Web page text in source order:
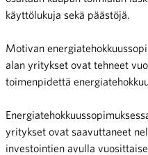
käyttölukuja sekä päästöjä.
Motivan
alan yritykset ovat tehneet
toimenpidettä
yritykset ovat saavuttaneet
investointien avulla